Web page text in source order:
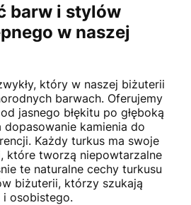
barw i stylów
w naszej
który w naszej biżuterii
barwach. Oferujemy
jasnego błękitu po głęboką
kamienia do
Każdy turkus ma swoje
które tworzą niepowtarzalne
te naturalne cechy turkusu
biżuterii, którzy szukają
osobistego.